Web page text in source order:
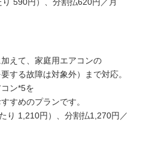
590円）、分割払620円／月
えて、家庭用エアコンの
する故障は対象外）まで対応。
ン*5を
すめのプランです。
り 1,210円）、分割払1,270円／